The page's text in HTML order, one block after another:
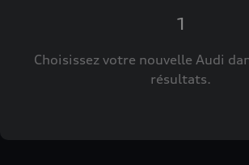
1
Choisissez votre nouvelle Audi
résultats.